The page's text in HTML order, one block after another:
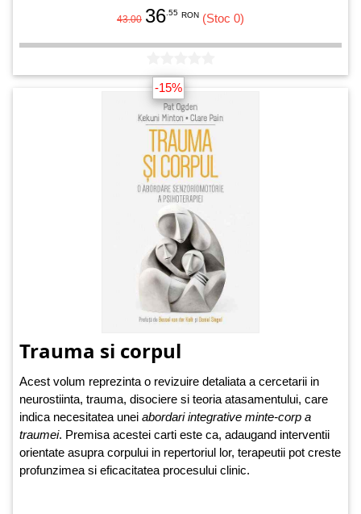
43.00 36 .55 RON (Stoc 0)
-15%
Trauma si corpul
Acest volum reprezinta o revizuire detaliata a cercetarii in
neurostiinta, trauma, disociere si teoria atasamentului, care
indica necesitatea unei abordari integrative minte-corp a
traumei. Premisa acestei carti este ca, adaugand interventii
orientate asupra corpului in repertoriul lor, terapeutii pot creste
profunzimea si eficacitatea procesului clinic.